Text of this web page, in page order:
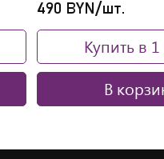
490 BYN/шт.
Купить в
В